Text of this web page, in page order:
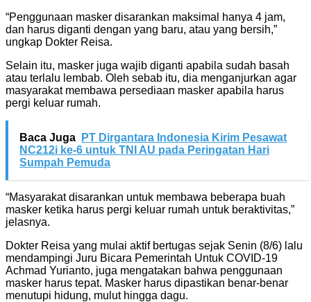
“Penggunaan masker disarankan maksimal hanya 4 jam,
dan harus diganti dengan yang baru, atau yang bersih,”
ungkap Dokter Reisa.
Selain itu, masker juga wajib diganti apabila sudah basah
atau terlalu lembab. Oleh sebab itu, dia menganjurkan agar
masyarakat membawa persediaan masker apabila harus
pergi keluar rumah.
Baca Juga
PT Dirgantara Indonesia Kirim Pesawat
NC212i ke-6 untuk TNI AU pada Peringatan Hari
Sumpah Pemuda
“Masyarakat disarankan untuk membawa beberapa buah
masker ketika harus pergi keluar rumah untuk beraktivitas,”
jelasnya.
Dokter Reisa yang mulai aktif bertugas sejak Senin (8/6) lalu
mendampingi Juru Bicara Pemerintah Untuk COVID-19
Achmad Yurianto, juga mengatakan bahwa penggunaan
masker harus tepat. Masker harus dipastikan benar-benar
menutupi hidung, mulut hingga dagu.